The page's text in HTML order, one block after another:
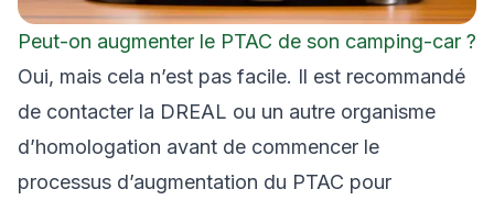
Peut-on augmenter le PTAC de son camping-car ?
Oui, mais cela n’est pas facile. Il est recommandé
de contacter la DREAL ou un autre organisme
d’homologation avant de commencer le
processus d’augmentation du PTAC pour